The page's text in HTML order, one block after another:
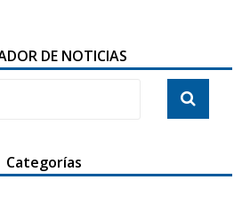
DE NOTICIAS
Categorías